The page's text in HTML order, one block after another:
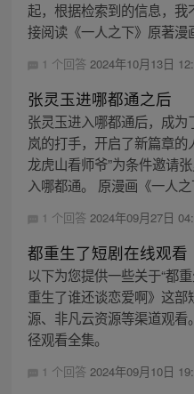
起，根据检索到的信息，
接阅读《一人之下》原著漫
1 个回答 2024年10月13日
张灵玉进哪都通之后
张灵玉进入哪都通后，成
岚的打手，开启了新篇章的
龙虎山看师爷”为条件邀请
入哪都通。 原漫画《一人
1 个回答 2024年09月27日
都重生了短剧在线观看
以下为您提供一些关于“都
重生了谁还谈恋爱啊》这
源、非凡云资源等渠道观
径观看全集。
1 个回答 2024年09月10日